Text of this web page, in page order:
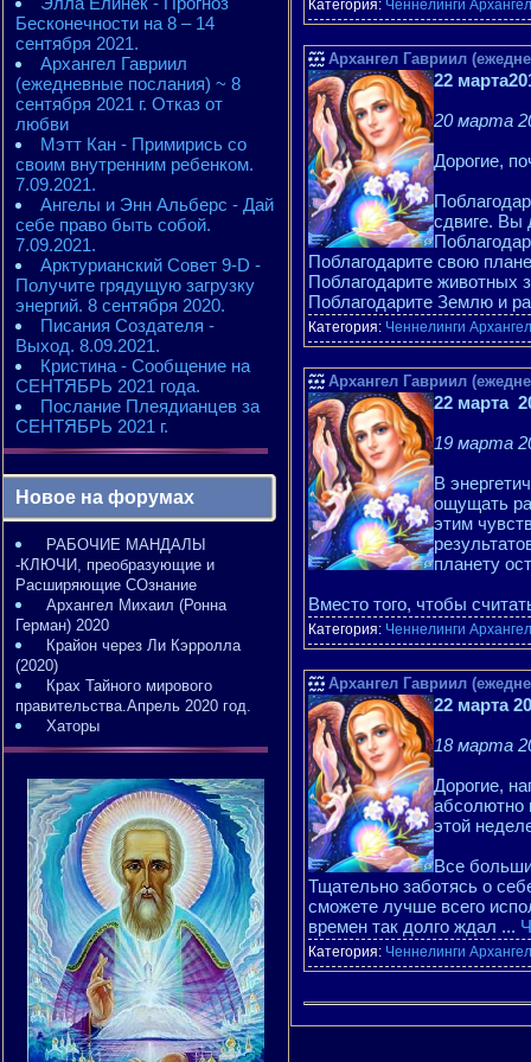
Бесконечности на 8 – 14
сентября 2021.
Архангел Гавриил
(ежедневные послания) ~ 8
сентября 2021 г. Отказ от
любви
Мэтт Кан - Примирись со
своим внутренним ребенком.
7.09.2021.
Ангелы и Энн Альберс - Дай
себе право быть собой.
7.09.2021.
Арктурианский Совет 9-D -
Получите грядущую загрузку
энергий. 8 сентября 2020.
Писания Создателя -
Выход. 8.09.2021.
Кристина - Сообщение на
СЕНТЯБРЬ 2021 года.
Послание Плеядианцев за
СЕНТЯБРЬ 2021 г.
Новое на форумах
РАБОЧИЕ МАНДАЛЫ
-КЛЮЧИ, преобразующие и
Расширяющие СОзнание
Архангел Михаил (Ронна
Герман) 2020
Крайон через Ли Кэрролла
(2020)
Крах Тайного мирового
правительства.Апрель 2020 год.
Хаторы
Категория: Ченнелинги
Архангел Гавриил
22
20 марта
Дорогие,
сдвиге. Вы
Поблагодарите свою
Поблагодарите животных
Поблагодарите Землю и
Категория: Ченнелинги
Архангел Гавриил
22 марта
19 марта
В
ощущать
этим
планету
Вместо того, чтобы
Категория: Ченнелинги
Архангел Гавриил
22 марта
18 марта
Дорогие,
абсолютно
этой
Все
Тщательно заботясь о
сможете лучше всего
времен так долго ждал ...
Категория: Ченнелинги